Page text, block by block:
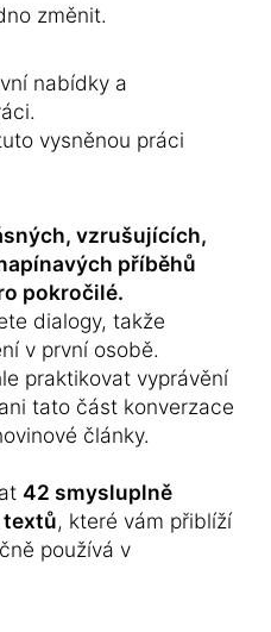
změnit.
nabídky a
vysněnou práci
vzrušujících,
příběhů
pokročilé.
dialogy, takže
v první osobě.
praktikovat vyprávění
tato část konverzace
články.
42 smysluplně
textů, které vám přiblíží
používá v